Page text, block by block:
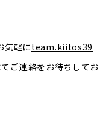
気軽にteam.kiitos39
てご連絡をお待ちしてお